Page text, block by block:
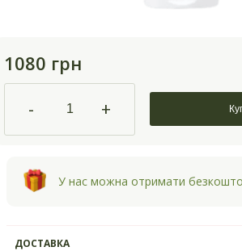
1080 грн
- +
У нас можна отримати
ДОСТАВКА